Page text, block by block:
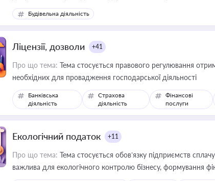
Будівельна діяльність
Ліцензії, дозволи +41
Про що тема: Тема стосується правового регулювання
необхідних для провадження господарської діяльності
Банківська
діяльність
Страхова
діяльність
Фінансові
послуги
Екологічний податок +11
Про що тема: Тема стосується обов’язку підприємств
важлива для екологічного контролю бізнесу, формування
законодавства